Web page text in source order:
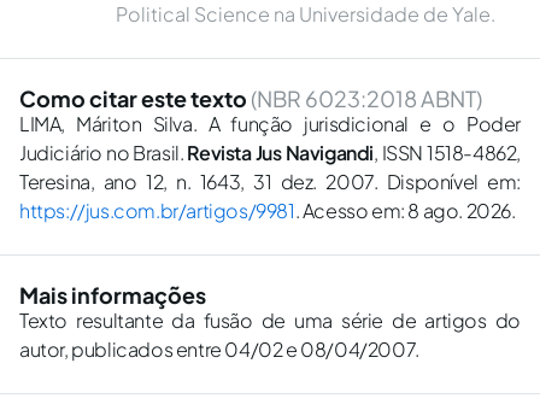
Political Science na Universidade de Yale.
Como citar este texto (NBR 6023:2018 ABNT)
LIMA, Máriton Silva. A função jurisdicional e o Poder
Judiciário no Brasil.Revista Jus Navigandi, ISSN 1518-4862,
Teresina, ano 12, n. 1643, 31 dez. 2007. Disponível em:
https://jus.com.br/artigos/9981. Acesso em: 8 ago. 2026.
Mais informações
Texto resultante da fusão de uma série de artigos do
autor, publicados entre 04/02 e 08/04/2007.